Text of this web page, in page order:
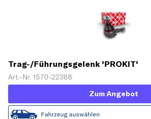
Trag-/Führungsgelenk 'PROKIT'
Art.-Nr. 1570-22388
Zum Angebot
Fahrzeug auswählen